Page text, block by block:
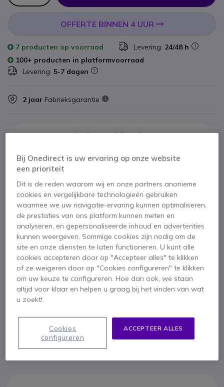
OFFERTE BINNEN 4 UUR
7 producten op voorraad Levering: 24/48 h
100+ producten in platformvoorraad
Levering: 5-7 dagen
2 jaar Fabrieksgarantie
Belangrijkste kenmerken
IP-telefoon met 2 SIP-accounts
Full Duplex HD-geluidskwaliteit voor heldere gesprekken
Conferentie voor 5 deelnemers
Programmeerbare functies voor 6 knoppen
2 3 '' LCD-scherm om informatie snel te bekijken
Power over PoE (enkele kabel)
Dubbele Gigabit Ethernet-poorten
Toon meer
Meegeleverd in de doos
Yealink SIP-T31G IP-telefoon
Hoorn met kabel
Ethernet-kabel (1,5 m CAT5E UTP-kabel)
Stand
Snelstartgids
Bij Onedirect is uw ervaring op onze website
een prioriteit
Dit is de reden waarom wij en onze partners anonieme
cookies en vergelijkbare technologieën gebruiken
waarmee we uw navigatie-ervaring kunnen optimaliseren,
de prestaties van ons platform kunnen meten en
analyseren, en gepersonaliseerde inhoud en advertenties
kunnen weergeven. Sommige cookies zijn nodig om de
site en onze diensten te laten functioneren. U kunt alle
cookies accepteren door op "Accepteer alles" te klikken
of ze weigeren door op "Cookies configureren" te klikken
om uw keuze te configureren. Hoe dan ook, we staan
altijd voor klaar en helpen u graag bij het vinden van wat
u zoekt!
ACCEPTEER ALLES
Cookies
configureren